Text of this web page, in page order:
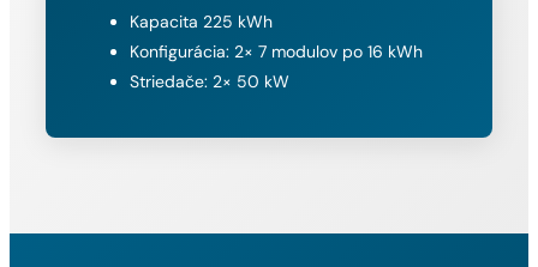
Kapacita 225 kWh
Konfigurácia: 2× 7 modulov po 16 kWh
Striedače: 2× 50 kW